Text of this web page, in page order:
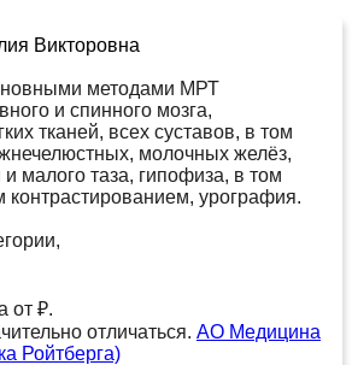
методами МРТ
и спинного мозга,
тканей, всех суставов, в том
молочных желёз,
малого таза, гипофиза, в том
урография.
от ₽.
отличаться. АО Медицина
Ройтберга)